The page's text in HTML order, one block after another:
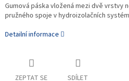
Gumová páska vložená mezi dvě vrstvy
pružného spoje v hydroizolačních
Detailní informace
ZEPTAT SE SDÍLET